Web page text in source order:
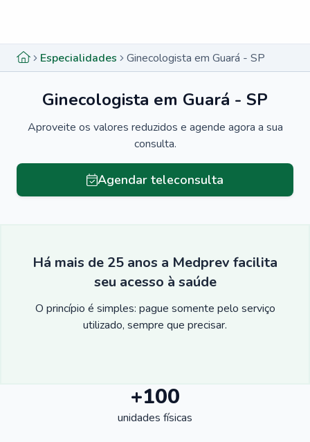
Especialidades Ginecologista em Guará - SP
Ginecologista em Guará - SP
Aproveite os valores reduzidos e agende agora a sua
consulta.
Agendar teleconsulta
Há mais de 25 anos a Medprev facilita
seu acesso à saúde
O princípio é simples: pague somente pelo serviço
utilizado, sempre que precisar.
+100
unidades físicas